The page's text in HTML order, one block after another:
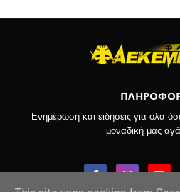
Ενημέρωση και ειδήσεις για όλα
μοναδική μας